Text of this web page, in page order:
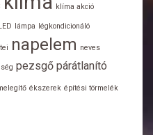
klíma akció
LED lámpa légkondicionáló
napelem neves
pezsgő párátlanító
ékszerek építési törmelék